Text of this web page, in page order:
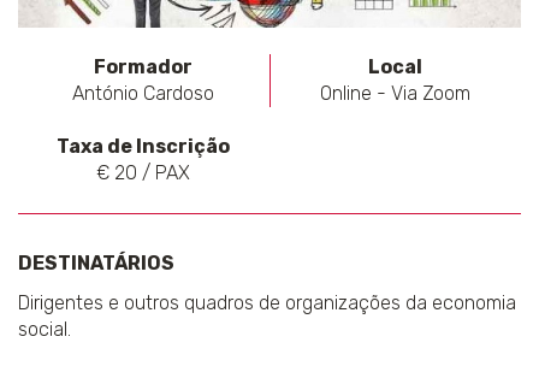
Formador
António Cardoso
Local
Online - Via Zoom
Taxa de Inscrição
€ 20 / PAX
DESTINATÁRIOS
Dirigentes e outros quadros de organizações da economia
social.